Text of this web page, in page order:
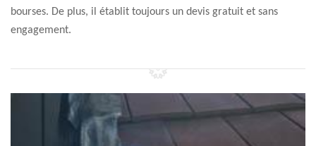
bourses. De plus, il établit toujours un devis gratuit et sans
engagement.